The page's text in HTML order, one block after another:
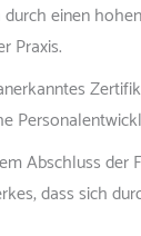
einen
Praxis.
Abschluss der
dass sich